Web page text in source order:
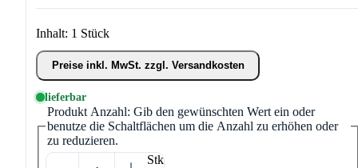
Inhalt: 1 Stück
Preise inkl. MwSt. zzgl. Versandkosten
lieferbar
Produkt Anzahl: Gib den gewünschten Wert ein oder
benutze die Schaltflächen um die Anzahl zu erhöhen oder
zu reduzieren.
Stk